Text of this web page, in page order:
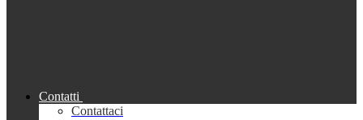
Contatti
Contattaci